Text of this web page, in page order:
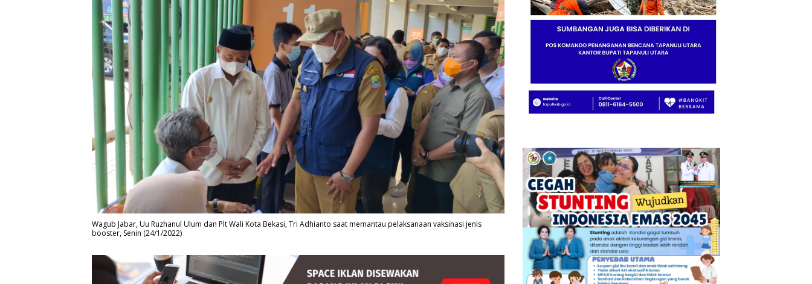
Wagub Jabar, Uu Ruzhanul Ulum dan Plt Wali Kota Bekasi, Tri Adhianto saat memantau pelaksanaan vaksinasi jenis
booster, Senin (24/1/2022)